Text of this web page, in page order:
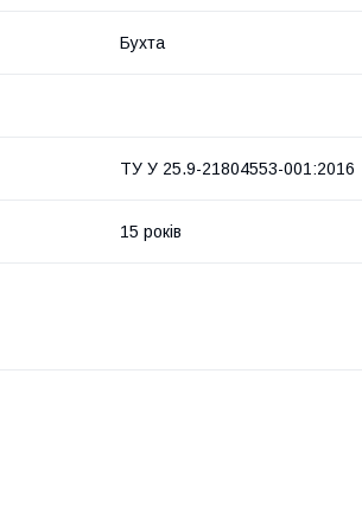
Бухта
ТУ У 25.9-21804553-001:2016
15 років